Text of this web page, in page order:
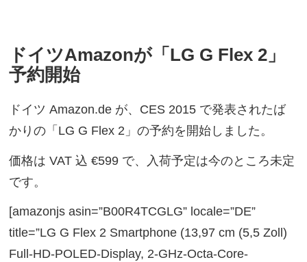
ドイツAmazonが「LG G Flex 2」
予約開始
ドイツ Amazon.de が、CES 2015 で発表されたば
かりの「LG G Flex 2」の予約を開始しました。
価格は VAT 込 €599 で、入荷予定は今のところ未定
です。
[amazonjs asin=”B00R4TCGLG” locale=”DE”
title=”LG G Flex 2 Smartphone (13,97 cm (5,5 Zoll)
Full-HD-POLED-Display, 2-GHz-Octa-Core-